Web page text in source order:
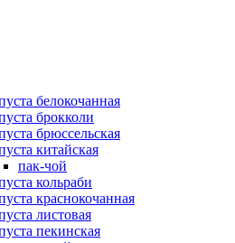
белокочанная
брокколи
брюссельская
китайская
пак-чой
кольраби
краснокочанная
листовая
пекинская